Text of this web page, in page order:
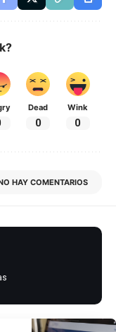
Dead
0
Wink
0
HAY COMENTARIOS